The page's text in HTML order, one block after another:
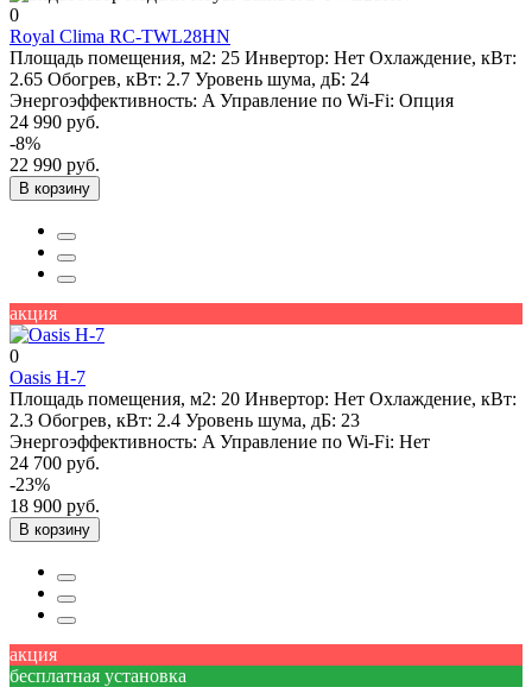
0
Royal Clima RC-TWL28HN
Площадь помещения, м2: 25 Инвертор: Нет Охлаждение, кВт:
2.65 Обогрев, кВт: 2.7 Уровень шума, дБ: 24
Энергоэффективность: A Управление по Wi-Fi: Опция
24 990 руб.
-8%
22 990 руб.
В корзину
акция
0
Oasis H-7
Площадь помещения, м2: 20 Инвертор: Нет Охлаждение, кВт:
2.3 Обогрев, кВт: 2.4 Уровень шума, дБ: 23
Энергоэффективность: A Управление по Wi-Fi: Нет
24 700 руб.
-23%
18 900 руб.
В корзину
акция
бесплатная установка